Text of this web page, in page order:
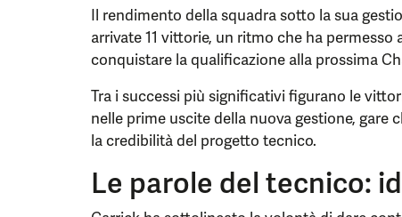
Il rendimento della squadra sotto la sua
arrivate 11 vittorie, un ritmo che ha permesso
conquistare la qualificazione alla prossima
Tra i successi più significativi figurano le
nelle prime uscite della nuova gestione,
la credibilità del progetto tecnico.
Le parole del tecnico: